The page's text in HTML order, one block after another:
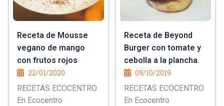
Receta de Mousse
vegano de mango
con frutos rojos
22/01/2020
RECETAS ECOCENTRO
En Ecocentro
Receta de Beyond
Burger con tomate y
cebolla a la plancha.
09/10/2019
RECETAS ECOCENTRO
En Ecocentro